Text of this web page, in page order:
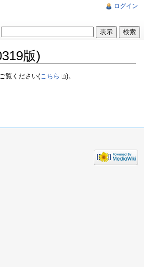
版)
覧ください(こちら
)。
ログイン